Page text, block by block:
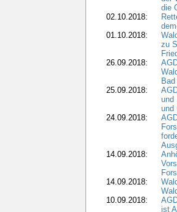
die
02.10.2018:
01.10.2018:
zu
26.09.2018:
25.09.2018:
und
und
24.09.2018:
14.09.2018:
14.09.2018:
10.09.2018:
ist